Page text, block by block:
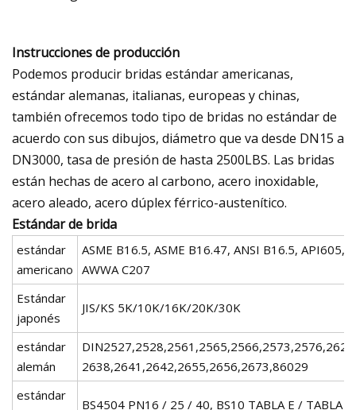
Instrucciones de producción
Podemos producir bridas estándar americanas,
estándar alemanas, italianas, europeas y chinas,
también ofrecemos todo tipo de bridas no estándar de
acuerdo con sus dibujos, diámetro que va desde DN15 a
DN3000, tasa de presión de hasta 2500LBS. Las bridas
están hechas de acero al carbono, acero inoxidable,
acero aleado, acero dúplex férrico-austenítico.
Estándar de brida
estándar
americano
ASME B16.5, ASME B16.47, ANSI B16.5, API605,
AWWA C207
Estándar
japonés
JIS/KS 5K/10K/16K/20K/30K
estándar
alemán
2638,2641,2642,2655,2656,2673,86029
estándar
BS4504 PN16 / 25 / 40, BS10 TABLA E / TABLA D